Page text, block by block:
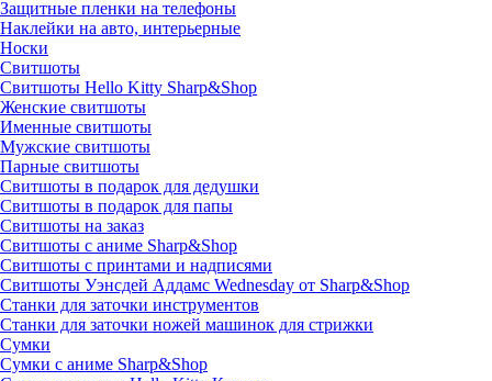
Защитные пленки на телефоны
Наклейки на авто, интерьерные
Носки
Свитшоты
Cвитшоты Hello Kitty Sharp&Shop
Женские свитшоты
Именные свитшоты
Мужские свитшоты
Парные свитшоты
Свитшоты в подарок для дедушки
Свитшоты в подарок для папы
Свитшоты на заказ
Свитшоты с аниме Sharp&Shop
Свитшоты с принтами и надписями
Свитшоты Уэнсдей Аддамс Wednesday от Sharp&Shop
Станки для заточки инструментов
Станки для заточки ножей машинок для стрижки
Сумки
Сумки с аниме Sharp&Shop